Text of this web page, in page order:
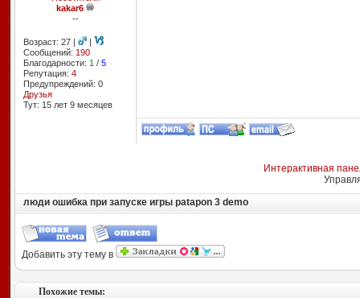
kakar6
--
Возраст: 27 |
|
Сообщений: 190
Благодарности: 1 / 5
Репутация: 4
Предупреждений: 0
Друзья
Тут: 15 лет 9 месяцев
Интерактивная
люди ошибка при запуске игры patapon 3 demo
Добавить эту тему в
Похожие темы: